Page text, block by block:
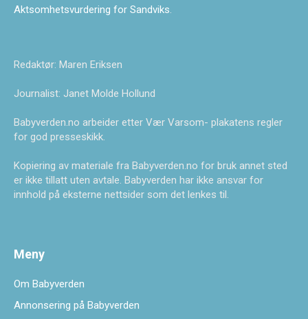
Aktsomhetsvurdering for Sandviks.
Redaktør: Maren Eriksen
Journalist: Janet Molde Hollund
Babyverden.no arbeider etter Vær Varsom- plakatens regler
for god presseskikk.
Kopiering av materiale fra Babyverden.no for bruk annet sted
er ikke tillatt uten avtale. Babyverden har ikke ansvar for
innhold på eksterne nettsider som det lenkes til.
Meny
Om Babyverden
Annonsering på Babyverden